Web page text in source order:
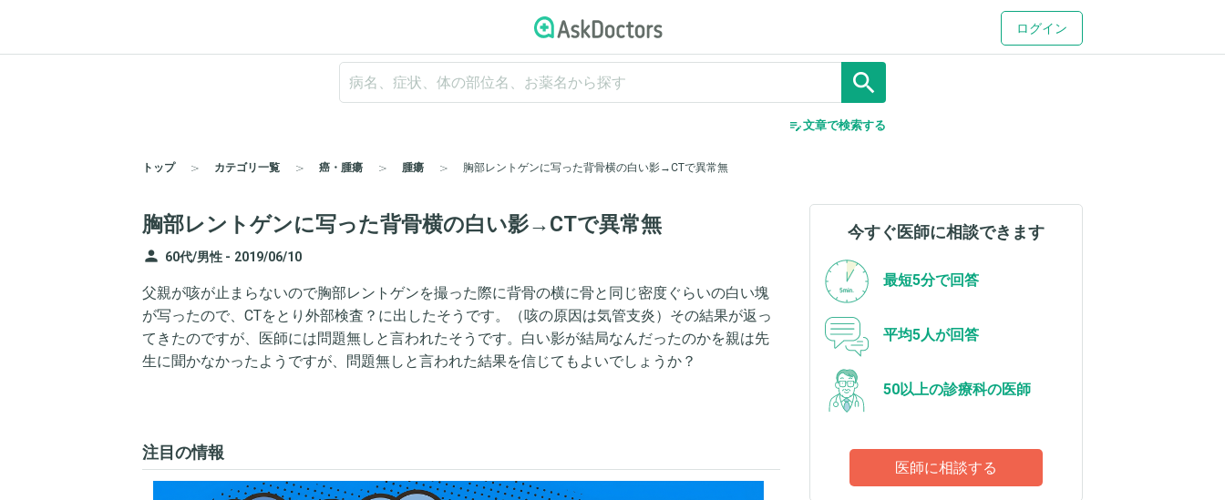
ログイン
search
edit_note文章で検索する
トップ カテゴリ一覧 癌・腫瘍 腫瘍 胸部レントゲンに写った背骨横の白い影→CTで異常無
胸部レントゲンに写った背骨横の白い影→CTで異常無
person 60代/男性 - 2019/06/10
父親が咳が止まらないので胸部レントゲンを撮った際に背骨の横に骨と同じ密度ぐらいの白い塊
が写ったので、CTをとり外部検査？に出したそうです。（咳の原因は気管支炎）その結果が返っ
てきたのですが、医師には問題無しと言われたそうです。白い影が結局なんだったのかを親は先
生に聞かなかったようですが、問題無しと言われた結果を信じてもよいでしょうか？
注目の情報
今すぐ医師に相談できます
最短5分で回答
平均5人が回答
50以上の診療科の医師
医師に相談する